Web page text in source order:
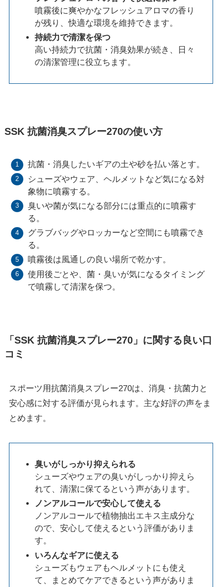
噴霧後に爽やかなフレッシュアロマの香り
が残り、快適な環境を維持できます。
持続力で清潔を保つ
高い持続力で抗菌・消臭効果が続き、日々
の清潔管理に役立ちます。
SSK 抗菌消臭スプレー270の使い方
抗菌・消臭したいギアの土や砂を払い落とす。
シューズやウェア、ヘルメットなど気になる対
象物に噴霧する。
臭いや菌が気になる部分には重点的に噴霧す
る。
グラブバッグやロッカーなど空間にも噴霧でき
る。
噴霧後は風通しの良い場所で乾かす。
使用後ごとや、菌・臭いが気になるタイミング
で噴霧して清潔を保つ。
「SSK 抗菌消臭スプレー270」に関する良い口
コミ
スポーツ用抗菌消臭スプレー270は、消臭・抗菌力と
安心感に対する評価が見られます。主な好評の声をま
とめます。
臭いがしっかり抑えられる
シューズやウェアの臭いがしっかり抑えら
れて、清潔に保てるという声があります。
ノンアルコールで安心して使える
ノンアルコールで植物抽出エキス主成分な
ので、安心して使えるという評価がありま
す。
いろんなギアに使える
シューズもウェアもヘルメットにも使え
て、まとめてケアできるという声がありま